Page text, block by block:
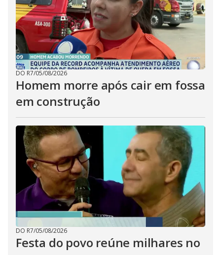
DO R7/05/08/2026
Homem morre após cair em fossa
em construção
DO R7/05/08/2026
Festa do povo reúne milhares no